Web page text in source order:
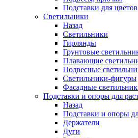
Подставки для цветов
Светильники
Назад
Светильники
Гирлянды
Грунтовые
Плавающие
Подвесные
Светильники-фигуры
Фасадные
Подставки и опоры для
Назад
Подставки и опоры
Держатели
Дуги